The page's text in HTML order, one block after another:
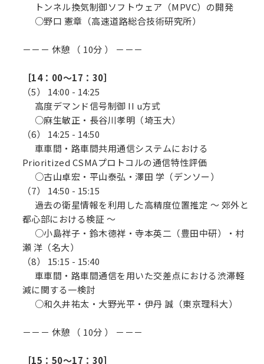
トンネル換気制御ソフトウェア（MPVC）の開発
○野口 憲章（高速道路総合技術研究所）
－－－ 休憩 （ 10分 ） －－－
［14：00～17：30］
（5） 14:00 - 14:25
高度デマンド信号制御 II u方式
○麻生敏正・長谷川孝明（埼玉大）
（6） 14:25 - 14:50
車車間・路車間共用通信システムにおける
Prioritized CSMAプロトコルの通信特性評価
○古山卓宏・平山泰弘・澤田 学（デンソー）
（7） 14:50 - 15:15
過去の衛星情報を利用した高精度位置推定 ～ 郊外と
都心部における検証 ～
○小島祥子・鈴木徳祥・寺本英二（豊田中研）・村
瀬 洋（名大）
（8） 15:15 - 15:40
車車間・路車間通信を用いた交差点における渋滞軽
減に関する一検討
○和久井祐太・大野光平・伊丹 誠（東京理科大）
－－－ 休憩 （ 10分 ） －－－
［15：50～17：30］